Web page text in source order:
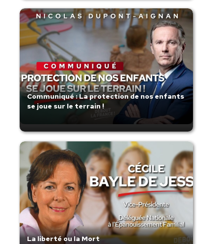
Communiqué : La protection de nos enfants
se joue sur le terrain !
La liberté ou la Mort